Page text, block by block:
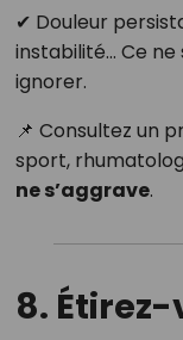
✔ Douleur
instabilité… Ce ne
ignorer.
📌 Consultez un
sport,
ne s’aggrave.
8.